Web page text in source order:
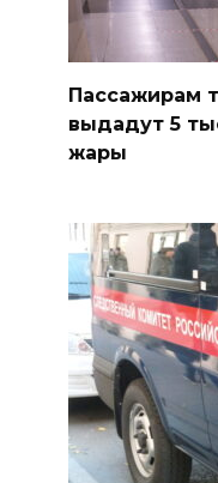
Пассажирам
выдадут 5
жары